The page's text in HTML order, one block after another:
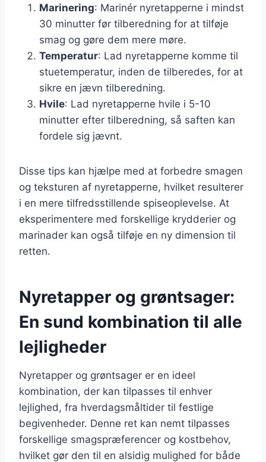
Marinering: Marinér nyretapperne i mindst
30 minutter før tilberedning for at tilføje
smag og gøre dem mere møre.
Temperatur: Lad nyretapperne komme til
stuetemperatur, inden de tilberedes, for at
sikre en jævn tilberedning.
Hvile: Lad nyretapperne hvile i 5-10
minutter efter tilberedning, så saften kan
fordele sig jævnt.
Disse tips kan hjælpe med at forbedre smagen
og teksturen af nyretapperne, hvilket resulterer
i en mere tilfredsstillende spiseoplevelse. At
eksperimentere med forskellige krydderier og
marinader kan også tilføje en ny dimension til
retten.
Nyretapper og grøntsager:
En sund kombination til alle
lejligheder
Nyretapper og grøntsager er en ideel
kombination, der kan tilpasses til enhver
lejlighed, fra hverdagsmåltider til festlige
begivenheder. Denne ret kan nemt tilpasses
forskellige smagspræferencer og kostbehov,
hvilket gør den til en alsidig mulighed for både